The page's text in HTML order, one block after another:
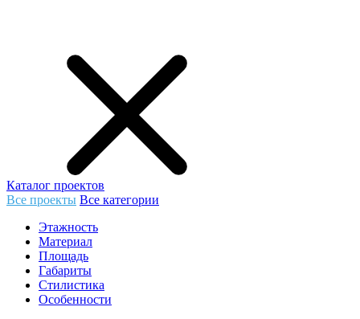
Каталог проектов
Все проекты Все категории
Этажность
Материал
Площадь
Габариты
Стилистика
Особенности